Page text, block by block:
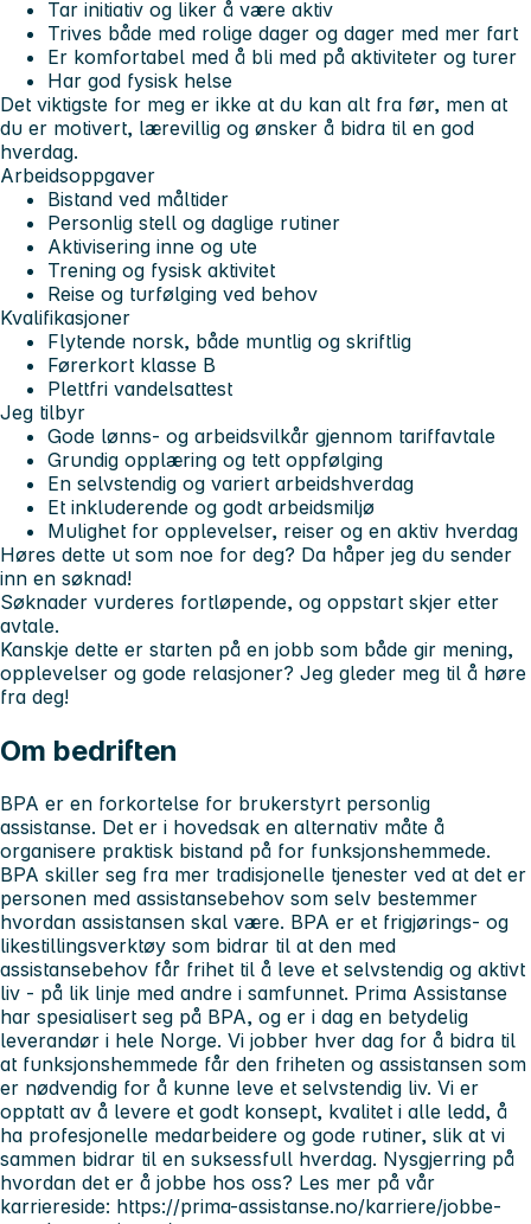
Tar initiativ og liker å være aktiv
Trives både med rolige dager og dager med mer fart
Er komfortabel med å bli med på aktiviteter og turer
Har god fysisk helse
Det viktigste for meg er ikke at du kan alt fra før, men at
du er motivert, lærevillig og ønsker å bidra til en god
hverdag.
Arbeidsoppgaver
Bistand ved måltider
Personlig stell og daglige rutiner
Aktivisering inne og ute
Trening og fysisk aktivitet
Reise og turfølging ved behov
Kvalifikasjoner
Flytende norsk, både muntlig og skriftlig
Førerkort klasse B
Plettfri vandelsattest
Jeg tilbyr
Gode lønns- og arbeidsvilkår gjennom tariffavtale
Grundig opplæring og tett oppfølging
En selvstendig og variert arbeidshverdag
Et inkluderende og godt arbeidsmiljø
Mulighet for opplevelser, reiser og en aktiv hverdag
Høres dette ut som noe for deg? Da håper jeg du sender
inn en søknad!
Søknader vurderes fortløpende, og oppstart skjer etter
avtale.
Kanskje dette er starten på en jobb som både gir mening,
opplevelser og gode relasjoner? Jeg gleder meg til å høre
fra deg!
Om bedriften
BPA er en forkortelse for brukerstyrt personlig
assistanse. Det er i hovedsak en alternativ måte å
organisere praktisk bistand på for funksjonshemmede.
BPA skiller seg fra mer tradisjonelle tjenester ved at det er
personen med assistansebehov som selv bestemmer
hvordan assistansen skal være. BPA er et frigjørings- og
likestillingsverktøy som bidrar til at den med
assistansebehov får frihet til å leve et selvstendig og aktivt
liv - på lik linje med andre i samfunnet. Prima Assistanse
har spesialisert seg på BPA, og er i dag en betydelig
leverandør i hele Norge. Vi jobber hver dag for å bidra til
at funksjonshemmede får den friheten og assistansen som
er nødvendig for å kunne leve et selvstendig liv. Vi er
opptatt av å levere et godt konsept, kvalitet i alle ledd, å
ha profesjonelle medarbeidere og gode rutiner, slik at vi
sammen bidrar til en suksessfull hverdag. Nysgjerring på
hvordan det er å jobbe hos oss? Les mer på vår
karriereside: https://prima-assistanse.no/karriere/jobbe-